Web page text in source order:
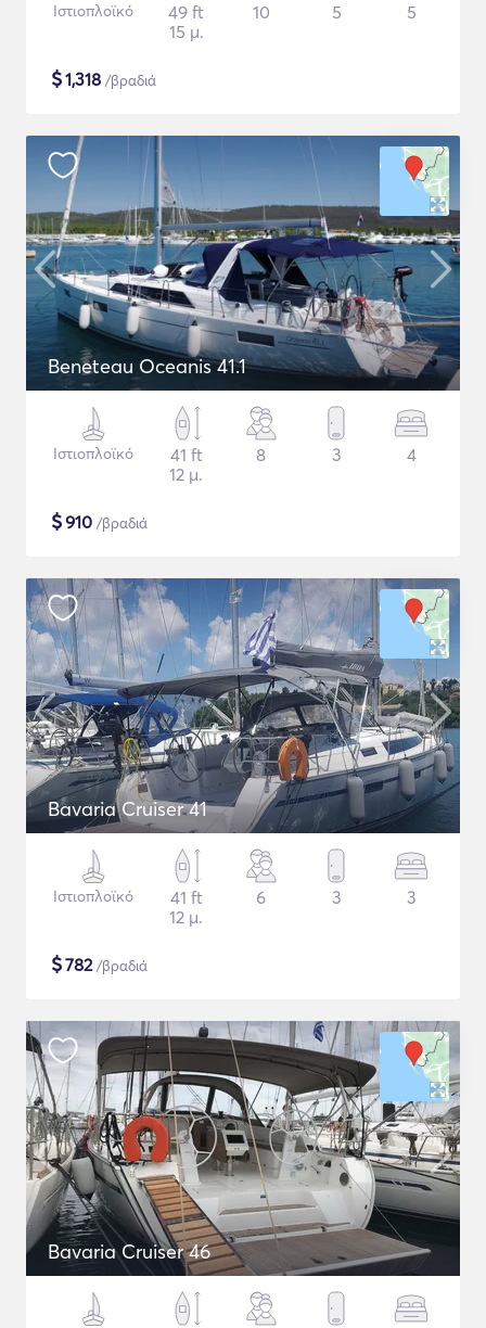
Ιστιοπλοϊκό
49 ft
15 μ.
10 5 5
$1,318 /βραδιά
Beneteau Oceanis 41.1
Ιστιοπλοϊκό
41 ft
12 μ.
8 3 4
$910 /βραδιά
Bavaria Cruiser 41
Ιστιοπλοϊκό
41 ft
12 μ.
6 3 3
$782/βραδιά
Bavaria Cruiser 46